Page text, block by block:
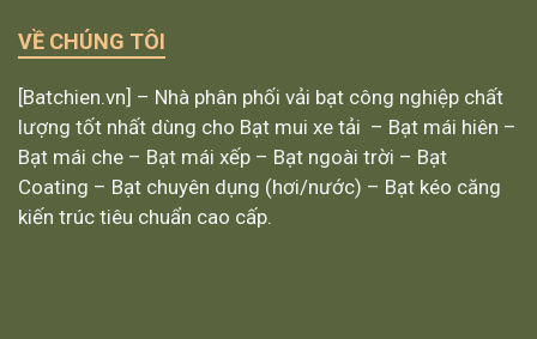
VỀ CHÚNG TÔI
[Batchien.vn] – Nhà phân phối vải bạt công nghiệp chất
lượng tốt nhất dùng cho Bạt mui xe tải – Bạt mái hiên –
Bạt mái che – Bạt mái xếp – Bạt ngoài trời – Bạt
Coating – Bạt chuyên dụng (hơi/nước) – Bạt kéo căng
kiến trúc tiêu chuẩn cao cấp.